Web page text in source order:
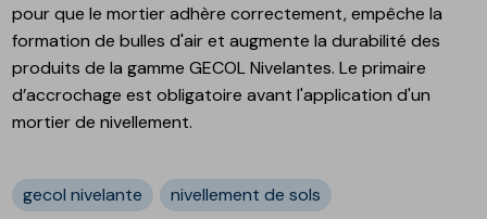
pour que le mortier adhère correctement, empêche la
formation de bulles d'air et augmente la durabilité des
produits de la gamme GECOL Nivelantes. Le primaire
d’accrochage est obligatoire avant l'application d'un
mortier de nivellement.
gecol nivelante nivellement de sols